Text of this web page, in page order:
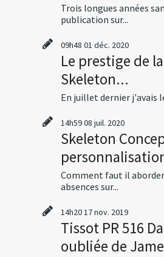
Trois longues années
publication sur...
09h48 01 déc. 2020
Le prestige de
Skeleton...
En juillet dernier j'avais
14h5908 juil. 2020
Skeleton
Comment faut il
absences sur...
14h2017nov. 2019
Tissot PR 516
oubliée de